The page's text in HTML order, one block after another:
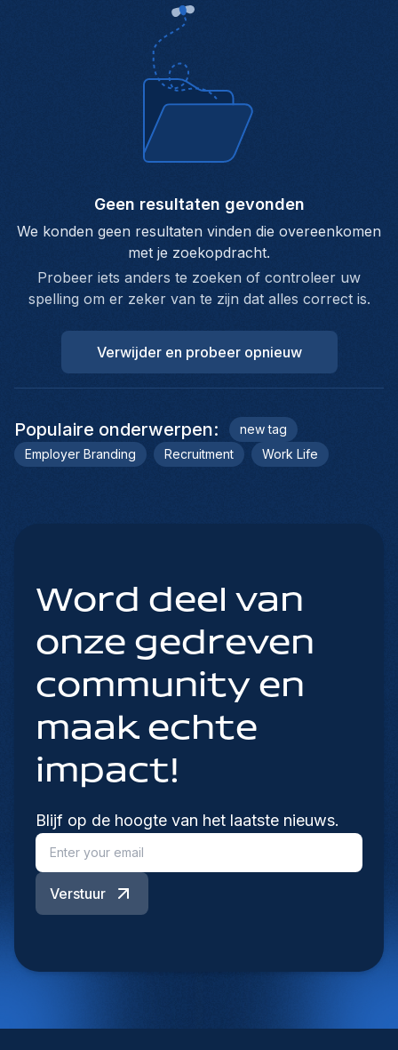
Geen resultaten gevonden
We konden geen resultaten vinden die overeenkomen
met je zoekopdracht.
Probeer iets anders te zoeken of controleer uw
spelling om er zeker van te zijn dat alles correct is.
Verwijder en probeer opnieuw
Populaire onderwerpen:
new tag
Employer Branding
Recruitment Work Life
Word deel van
onze gedreven
community en
maak echte
impact!
Blijf op de hoogte van het laatste nieuws.
Verstuur